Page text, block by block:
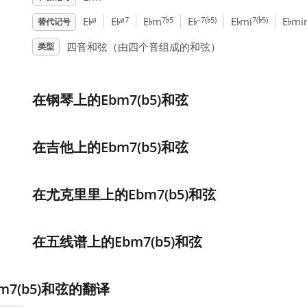
替代记号 E♭ø E♭ø7 E♭m7♭5 E♭–7(♭5) E♭mi7(♭5) E♭
类型 四音和弦（由四个音组成的和弦）
在钢琴上的Ebm7(b5)和弦
在吉他上的Ebm7(b5)和弦
在尤克里里上的Ebm7(b5)和弦
在五线谱上的Ebm7(b5)和弦
和弦的翻译